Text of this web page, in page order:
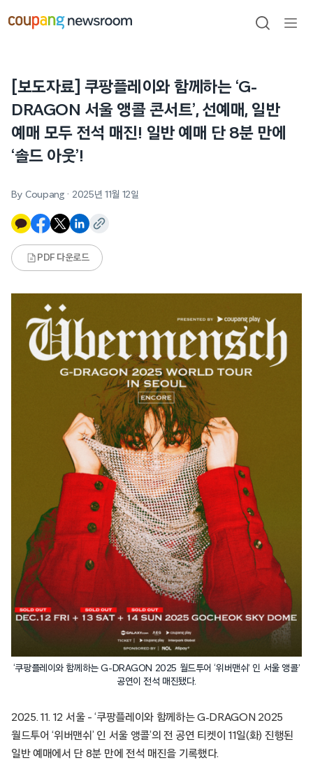
건너뛰기
검색
[보도자료] 쿠팡플레이와 함께하는 ‘G-
DRAGON 서울 앵콜 콘서트’, 선예매, 일반
예매 모두 전석 매진! 일반 예매 단 8분 만에
‘솔드 아웃’!
By Coupang · 2025년 11월 12일
PDF 다운로드
‘쿠팡플레이와 함께하는 G-DRAGON 2025 월드투어 ‘위버맨쉬’ 인 서울 앵콜’
공연이 전석 매진됐다.
2025. 11. 12 서울 – ‘쿠팡플레이와 함께하는 G-DRAGON 2025
월드투어 ‘위버맨쉬’ 인 서울 앵콜’의 전 공연 티켓이 11일(화) 진행된
일반 예매에서 단 8분 만에 전석 매진을 기록했다.